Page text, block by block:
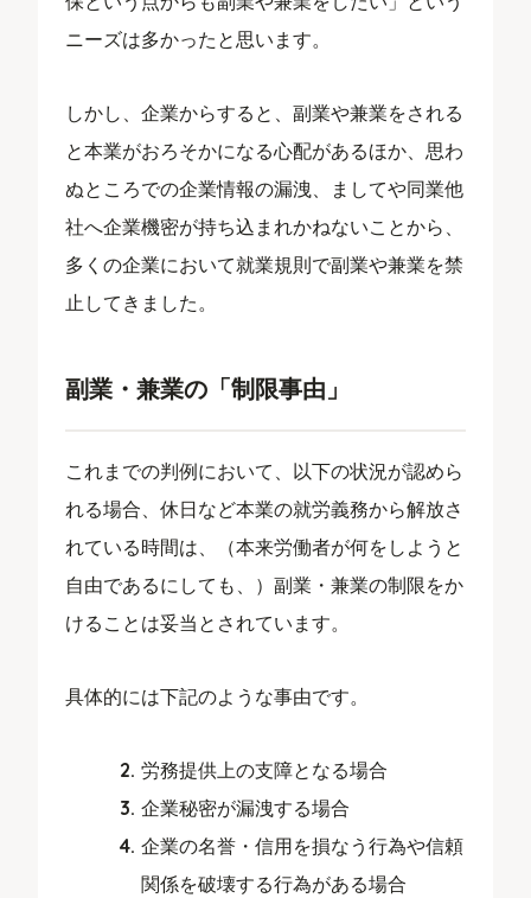
ニーズは多かったと思います。
しかし、企業からすると、副業や兼業をされる
と本業がおろそかになる心配があるほか、思わ
ぬところでの企業情報の漏洩、ましてや同業他
社へ企業機密が持ち込まれかねないことから、
多くの企業において就業規則で副業や兼業を禁
止してきました。
副業・兼業の「制限事由」
これまでの判例において、以下の状況が認めら
れる場合、休日など本業の就労義務から解放さ
れている時間は、（本来労働者が何をしようと
自由であるにしても、）副業・兼業の制限をか
けることは妥当とされています。
具体的には下記のような事由です。
労務提供上の支障となる場合
企業秘密が漏洩する場合
企業の名誉・信用を損なう行為や信頼
関係を破壊する行為がある場合